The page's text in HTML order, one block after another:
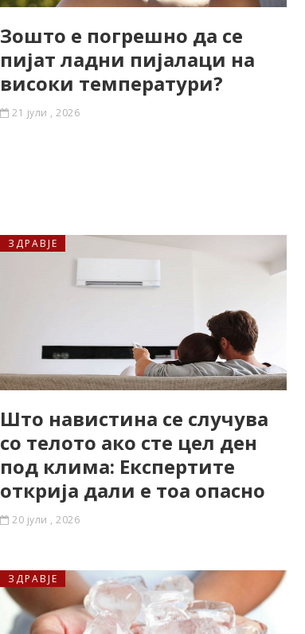
Зошто е погрешно да се
пијат ладни пијалаци на
високи температури?
21 јули , 2026
ЗДРАВЈЕ
Што навистина се случува
со телото ако сте цел ден
под клима: Експертите
открија дали е тоа опасно
20 јули , 2026
ЗДРАВЈЕ